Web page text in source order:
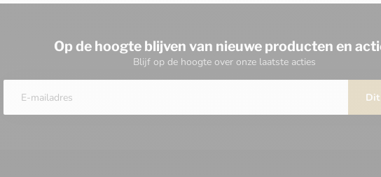
Op de hoogte blijven van nieuwe producten en
Blijf op de hoogte over onze laatste acties